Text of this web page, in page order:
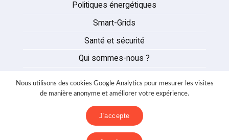
Politiques énergétiques
Smart-Grids
Santé et sécurité
Qui sommes-nous ?
Partenaires
Nous contacter
Nous utilisons des cookies Google Analytics pour mesurer les visites
de manière anonyme et améliorer votre expérience.
J'accepte